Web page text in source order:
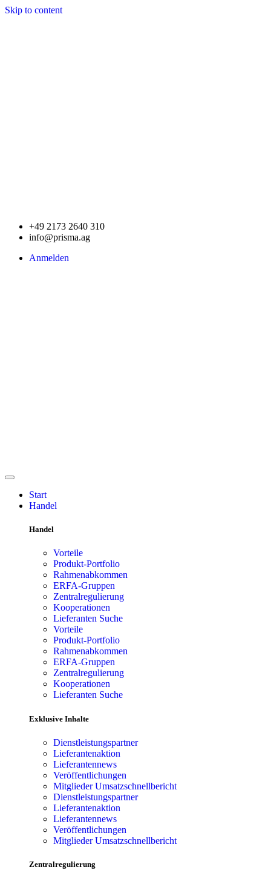
Skip to content
+49 2173 2640 310
info@prisma.ag
Anmelden
Start
Handel
Handel
Vorteile
Produkt-Portfolio
Rahmenabkommen
ERFA-Gruppen
Zentralregulierung
Kooperationen
Lieferanten Suche
Vorteile
Produkt-Portfolio
Rahmenabkommen
ERFA-Gruppen
Zentralregulierung
Kooperationen
Lieferanten Suche
Exklusive Inhalte
Dienstleistungspartner
Lieferantenaktion
Lieferantennews
Veröffentlichungen
Mitglieder Umsatzschnellbericht
Dienstleistungspartner
Lieferantenaktion
Lieferantennews
Veröffentlichungen
Mitglieder Umsatzschnellbericht
Zentralregulierung